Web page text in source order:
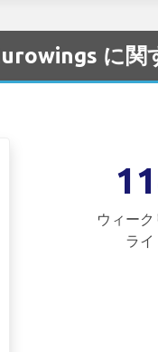
に関
ウィーク
ライ